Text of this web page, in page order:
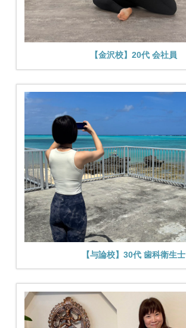
【金沢校】20代 会社員
【与論校】30代 歯科衛生士